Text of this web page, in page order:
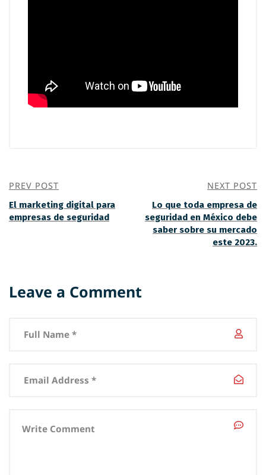
PREV POST
El marketing digital para
empresas de seguridad
NEXT POST
Lo que toda empresa de
seguridad en México debe
saber sobre su mercado
este 2023.
Leave a Comment